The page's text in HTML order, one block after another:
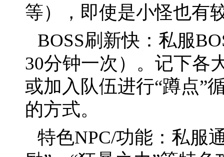
等），即使是小怪也有
BOSS刷新快：私服
30分钟一次）。记下各
或加入队伍进行“蹲点”
的方式。
特色NPC/功能：私服